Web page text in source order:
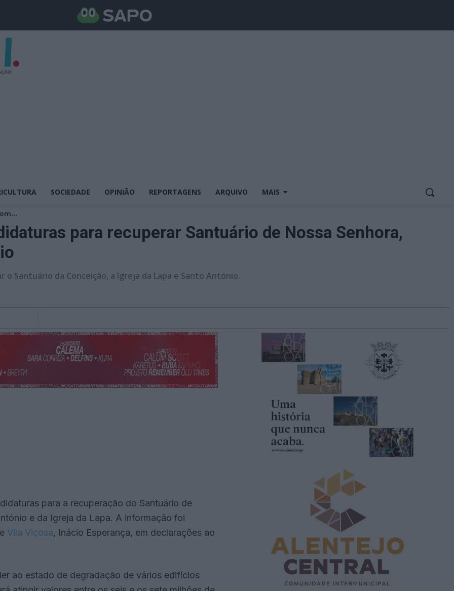
SOCIEDADE OPINIÃO REPORTAGENS ARQUIVO MAIS
para recuperar Santuário de Nossa Senhora,
Santuário da Conceição, a Igreja da Lapa e Santo António.
para a recuperação do Santuário de
e da Igreja da Lapa. A informação foi
Vila Viçosa, Inácio Esperança, em declarações ao
ao estado de degradação de vários edifícios